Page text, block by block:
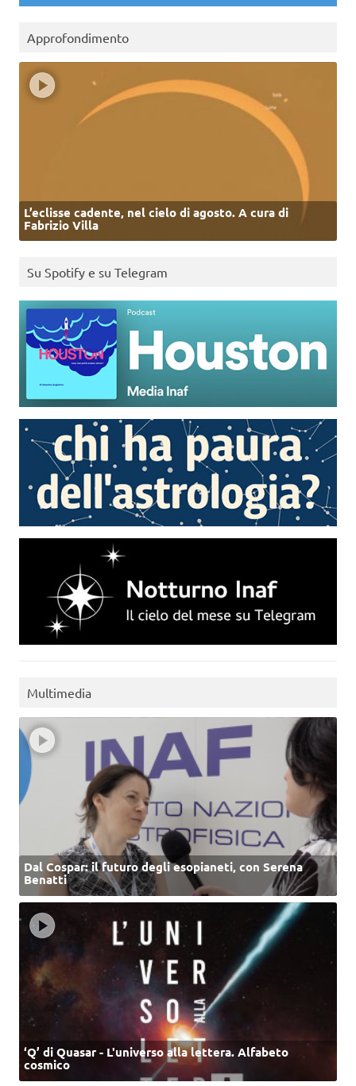
Approfondimento
L’eclisse cadente, nel cielo di agosto. A cura di
Fabrizio Villa
Su Spotify e su Telegram
Multimedia
Dal Cospar: il futuro degli esopianeti, con Serena
Benatti
‘Q’ di Quasar - L'universo alla lettera. Alfabeto
cosmico